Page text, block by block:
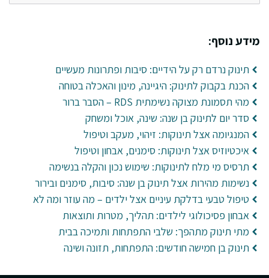
מידע נוסף:
תינוק נרדם רק על הידיים: סיבות ופתרונות מעשיים
הכנת בקבוק לתינוק: היגיינה, מינון והאכלה בטוחה
מהי תסמונת מצוקה נשימתית RDS – הסבר ברור
סדר יום לתינוק בן שנה: שינה, אוכל ומשחק
המנגיומה אצל תינוקות: זיהוי, מעקב וטיפול
איכטיוזיס אצל תינוקות: סימנים, אבחון וטיפול
תרסיס מי מלח לתינוקות: שימוש נכון והקלה בנשימה
נשימות מהירות אצל תינוק בן שנה: סיבות, סימנים ובירור
טיפול טבעי בדלקת עיניים אצל ילדים – מה עוזר ומה לא
אבחון פסיכולוגי לילדים: תהליך, מטרות ותוצאות
מתי תינוק מתהפך: שלבי התפתחות ותמיכה בבית
תינוק בן חמישה חודשים: התפתחות, תזונה ושינה